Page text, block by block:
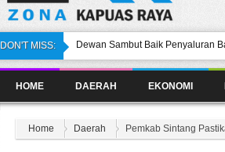
DON'T MISS:
Dewan Sambut Baik Penyaluran
Lokal di Sintang
Pekan Museum Kapuas Raya ke-
Promosikan Kesenian dan
Kembali Naik Ring Juni
Dukungan dari Masyarakat Sintang
Tuah Mangasih : Lelang Jabatan
HOME DAERAH EKONOMI
Home Daerah Pemkab Sintang